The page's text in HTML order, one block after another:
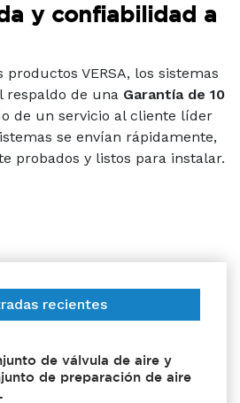
recientes
de válvula de aire y
de preparación de aire
y confiabilidad a
VERSA, los sistemas
respaldo de una Garantía de 10
de un servicio al cliente líder
se envían rápidamente,
probados y listos para instalar.